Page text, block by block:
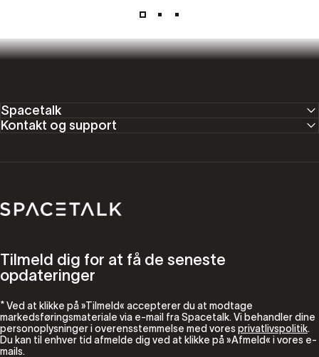
Spacetalk
Kontakt og support
Spacetalk
Tilmeld dig for at få de seneste
opdateringer
* Ved at klikke på »Tilmeld« accepterer du at modtage
markedsføringsmateriale via e-mail fra Spacetalk. Vi behandler dine
personoplysninger i overensstemmelse med voresprivatlivspolitik.
Du kan til enhver tid afmelde dig ved at klikke på »Afmeld« i vores e-
mails.